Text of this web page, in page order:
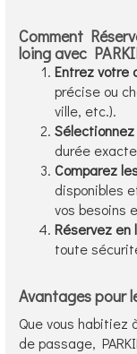
Comment
loing avec
Entrez votre
précise ou
ville, etc.).
durée
Comparez
disponibles
vos besoins
Réservez en
toute
Avantages pour
Que vous habitiez
de passage,